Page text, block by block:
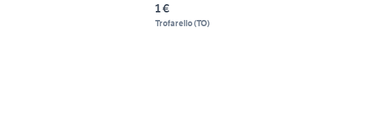
1 €
Trofarello(TO)